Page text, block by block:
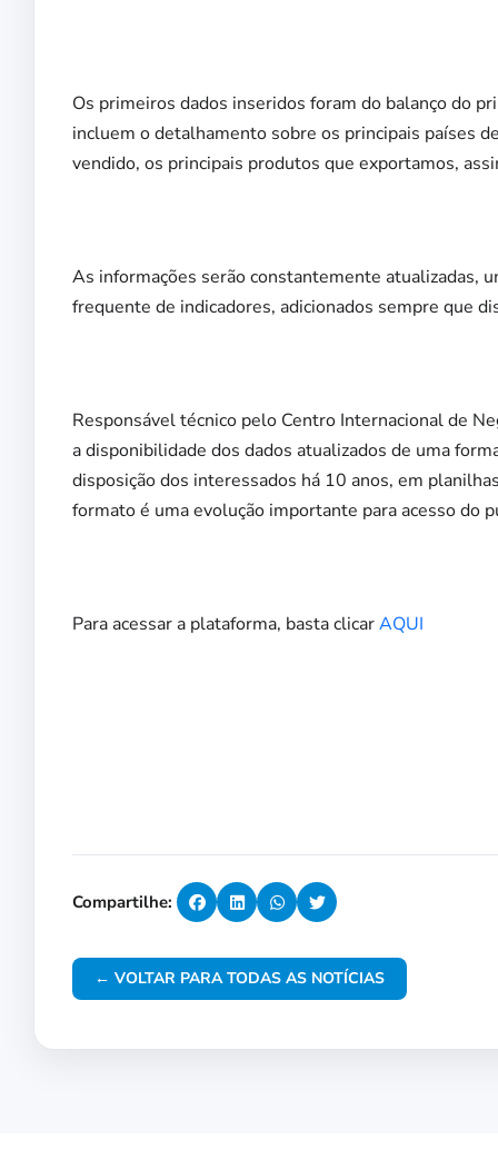
Os primeiros dados inseridos foram do balanço do
incluem o detalhamento sobre os principais países
vendido, os principais produtos que exportamos,
As informações serão constantemente atualizadas,
frequente de indicadores, adicionados sempre que
Responsável técnico pelo Centro Internacional de
a disponibilidade dos dados atualizados de uma
disposição dos interessados há 10 anos, em
formato é uma evolução importante para acesso do
Para acessar a plataforma, basta clicarAQUI
Compartilhe:
← VOLTAR PARA TODAS AS NOTÍCIAS